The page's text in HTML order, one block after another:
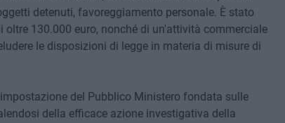
detenuti, favoreggiamento personale. È stato
130.000 euro, nonché di un'attività commerciale
le disposizioni di legge in materia di misure di
del Pubblico Ministero fondata sulle
della efficace azione investigativa della